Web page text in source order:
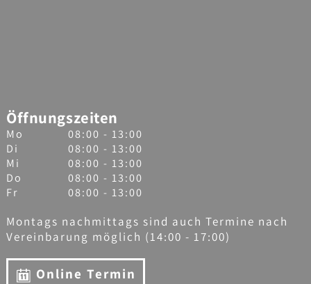
Öffnungszeiten
Mo
08:00 - 13:00
Di
08:00 - 13:00
Mi
08:00 - 13:00
Do
08:00 - 13:00
Fr
08:00 - 13:00
Montags nachmittags sind auch Termine nach
Vereinbarung möglich (14:00 - 17:00)
Online Termin